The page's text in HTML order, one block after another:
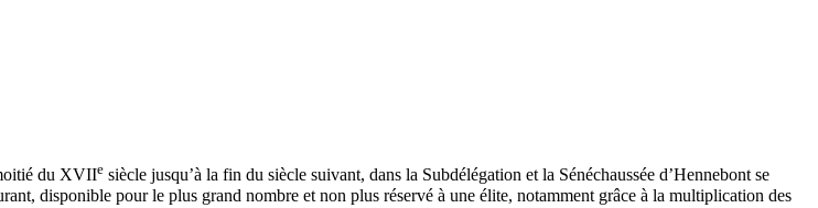
du XVIIe siècle jusqu’à la fin du siècle suivant, dans la Subdélégation et la Sénéchaussée d’Hennebont se
disponible pour le plus grand nombre et non plus réservé à une élite, notamment grâce à la multiplication des